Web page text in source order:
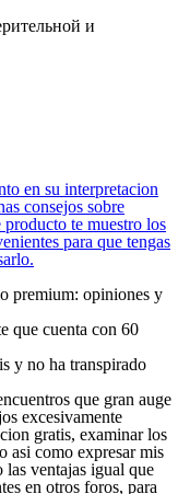
и
en su interpretacion
consejos sobre
producto te muestro los
para que tengas
premium: opiniones y
que cuenta con 60
y no ha transpirado
que gran auge
excesivamente
gratis, examinar los
asi­ como expresar mis
las ventajas igual que
en otros foros, para